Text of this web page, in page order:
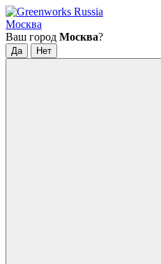
Москва
Ваш город Москва?